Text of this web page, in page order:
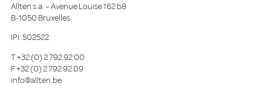
Allten s.a. – Avenue Louise 162 b8
B-1050 Bruxelles
IPI: 502522
T+32 (0) 2 792 92 00
F+32 (0) 2 792 92 09
info@allten.be